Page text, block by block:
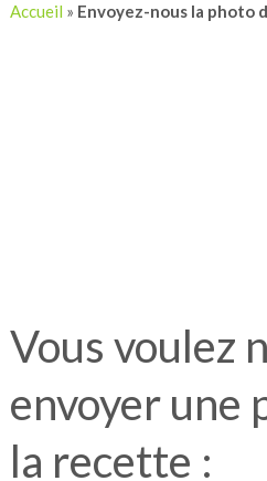
Accueil » Envoyez-nous la photo
Vous voulez
envoyer une
la recette :